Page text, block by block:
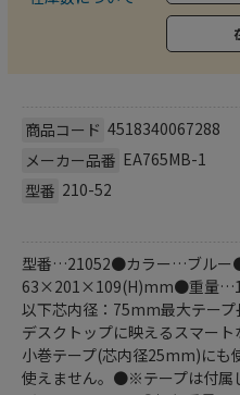
商品コード 4518340067288
メーカー品番 EA765MB-1
型番 210-52
型番…21052●カラー…ブル
63×201×109(H)mm●重量
以下芯内径：75mm最大テー
デスクトップに映えるスマー
小巻テープ(芯内径25mm)に
使えません。●※テープは付属